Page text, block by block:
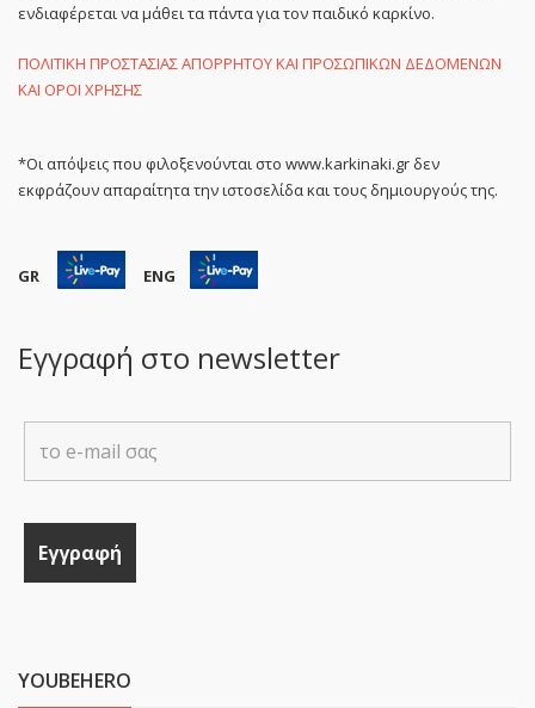
ενδιαφέρεται να μάθει τα πάντα για τον παιδικό καρκίνο.
ΠΟΛΙΤΙΚΗ ΠΡΟΣΤΑΣΙΑΣ ΑΠΟΡΡΗΤΟΥ ΚΑΙ ΠΡΟΣΩΠΙΚΩΝ ΔΕΔΟΜΕΝΩΝ
ΚΑΙ ΟΡΟΙ ΧΡΗΣΗΣ
*Οι απόψεις που φιλοξενούνται στο www.karkinaki.gr δεν
εκφράζουν απαραίτητα την ιστοσελίδα και τους δημιουργούς της.
GR ENG
Εγγραφή στο newsletter
YOUBEHERO